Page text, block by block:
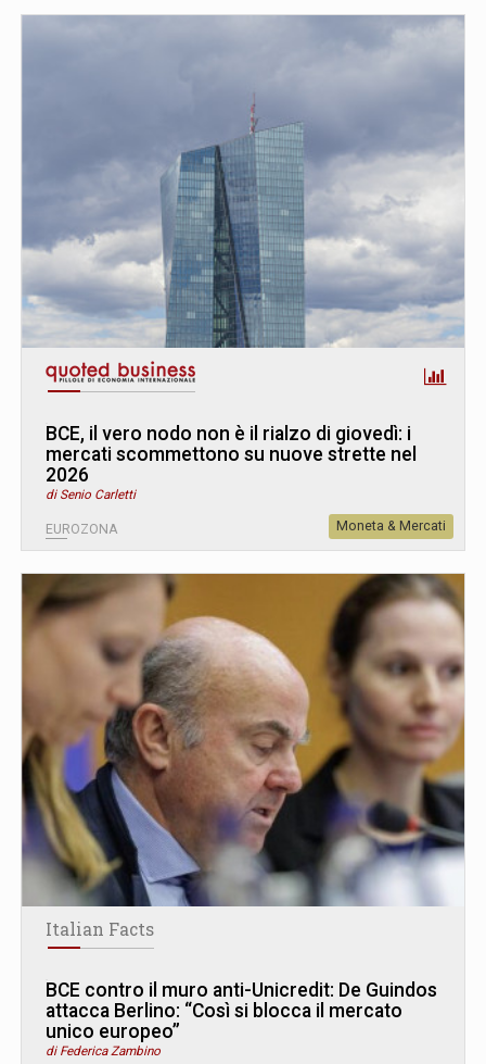
BCE, il vero nodo non è il rialzo di giovedì: i
mercati scommettono su nuove strette nel
2026
di Senio Carletti
EUROZONA Moneta & Mercati
Italian Facts
BCE contro il muro anti-Unicredit: De Guindos
attacca Berlino: “Così si blocca il mercato
unico europeo”
di Federica Zambino